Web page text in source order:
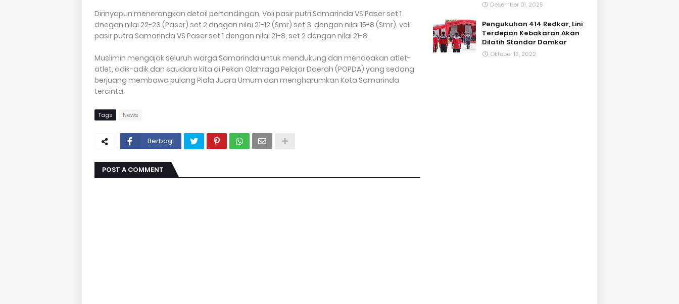
Dirinyapun menerangkan detail pertandingan, Voli pasir putri Samarinda VS Paser set 1
dnegan nilai 22-23 (Paser) set 2 dnegan nilai 21-12 (Smr) set 3 dengan nilai 15-8 (Smr). voli
pasir putra Samarinda VS Paser set 1 dengan nilai 21-8, set 2 dengan nilai 21-8.
Muslimin mengajak seluruh warga Samarinda untuk mendukung dan mendoakan atlet-
atlet, adik-adik dan saudara kita di Pekan Olahraga Pelajar Daerah (POPDA) yang sedang
berjuang membawa pulang Piala Juara Umum dan mengharumkan Kota Samarinda
tercinta.
Tags News
Berbagi
POST A COMMENT
Desember 01, 2025
Pengukuhan 414 Redkar, Lini
Terdepan Kebakaran Akan
Dilatih Standar Damkar
Oktober 13, 2022